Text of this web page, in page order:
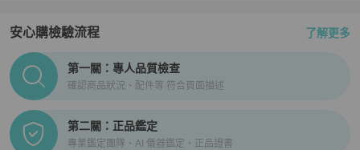
安心購檢驗流程 了解更多
PopChill拍拍圈正品驗證、安心購檢驗流程介紹
第一關：專人品質檢查
確認商品狀況、配件等 符合頁面描述
第二關：正品鑑定
專業鑑定團隊、AI 儀器鑑定、正品證書